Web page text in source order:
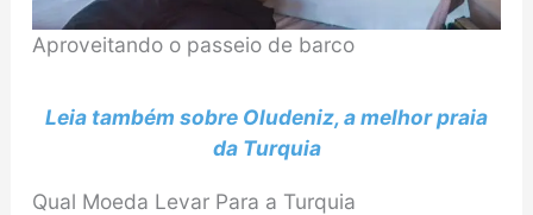
Aproveitando o passeio de barco
Leia também sobre Oludeniz, a melhor praia
da Turquia
Qual Moeda Levar Para a Turquia